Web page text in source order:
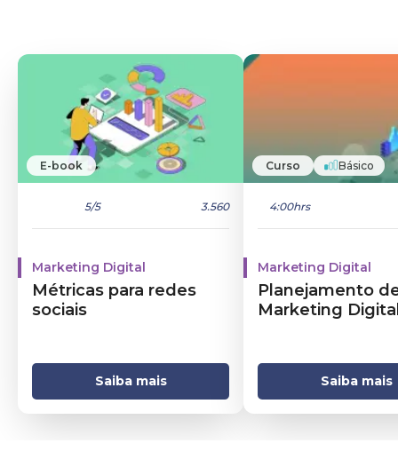
E-book
5/5 3.560
Marketing Digital
Métricas para redes
sociais
Saiba mais
Curso Básico
4:00hrs
Marketing Digital
Planejamento
Marketing
Saiba mais